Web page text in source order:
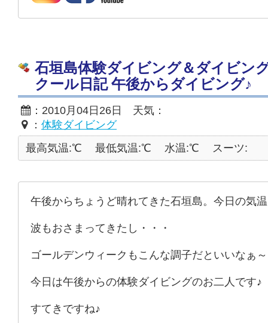
石垣島体験ダイビング＆ダイビン
クール日記 午後からダイビング♪
：2010月04日26日 天気：
： 体験ダイビング
最高気温:℃
最低気温:℃ 水温:℃ スーツ:
午後からちょうど晴れてきた石垣島。今日の気
波もおさまってきたし・・・
ゴールデンウィークもこんな調子だといいなぁ～
今日は午後からの体験ダイビングのお二人です♪
すてきですね♪